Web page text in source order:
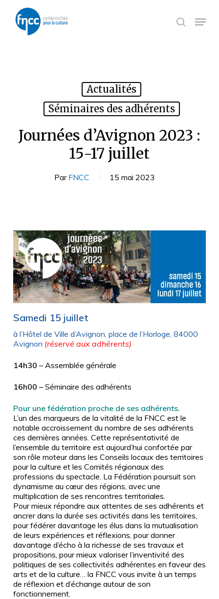
main
content
search
Menu
Actualités
Séminaires des adhérents
Journées d’Avignon 2023 :
15-17 juillet
Par FNCC 15 mai 2023
Samedi 15 juillet
à l’Hôtel de Ville d’Avignon, place de l’Horloge, 84000
Avignon (réservé aux adhérents)
14h30 – Assemblée générale
16h00 –Séminaire des adhérents
Pour une fédération proche de ses adhérents.
L’un des marqueurs de la vitalité de la FNCC est le
notable accroissement du nombre de ses adhérents
ces dernières années. Cette représentativité de
l’ensemble du territoire est aujourd’hui confortée par
son rôle moteur dans les Conseils locaux des territoires
pour la culture et les Comités régionaux des
professions du spectacle. La Fédération poursuit son
dynamisme au cœur des régions, avec une
multiplication de ses rencontres territoriales.
Pour mieux répondre aux attentes de ses adhérents et
ancrer dans la durée ses activités dans les territoires,
pour fédérer davantage les élus dans la mutualisation
de leurs expériences et réflexions, pour donner
davantage d’écho à la richesse de ses travaux et
propositions, pour mieux valoriser l’inventivité des
politiques de ses collectivités adhérentes en faveur des
arts et de la culture… la FNCC vous invite à un temps
de réflexion et d’échange autour de son
fonctionnement.
Panneau de gestion des cookies